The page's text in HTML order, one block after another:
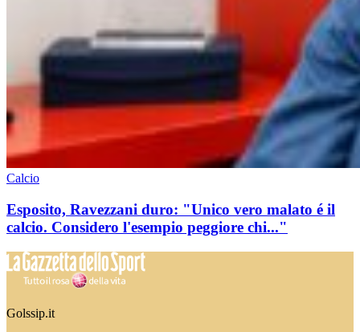
Calcio
Esposito, Ravezzani duro: "Unico vero malato é il
calcio. Considero l'esempio peggiore chi..."
Golssip.it